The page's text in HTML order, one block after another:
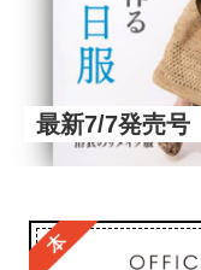
最新7/7発売号